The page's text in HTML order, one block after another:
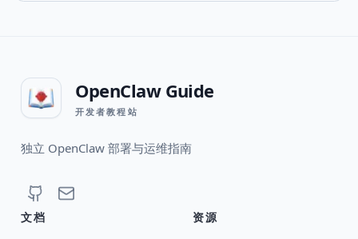
OpenClaw Guide
开发者教程站
独立 OpenClaw 部署与运维指南
文档 资源